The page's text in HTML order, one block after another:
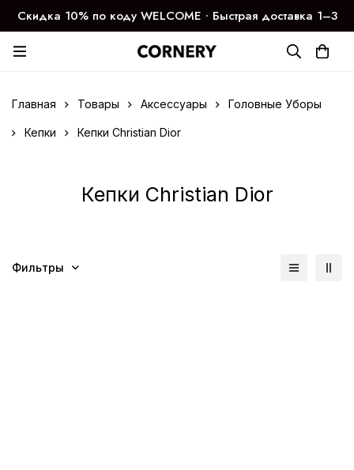
Скидка 10% по коду WELCOME ∙ Быстрая доставка 1–3
дня
Главная Товары Аксессуары Головные Уборы
Кепки Кепки Christian Dior
Кепки Christian Dior
Фильтры